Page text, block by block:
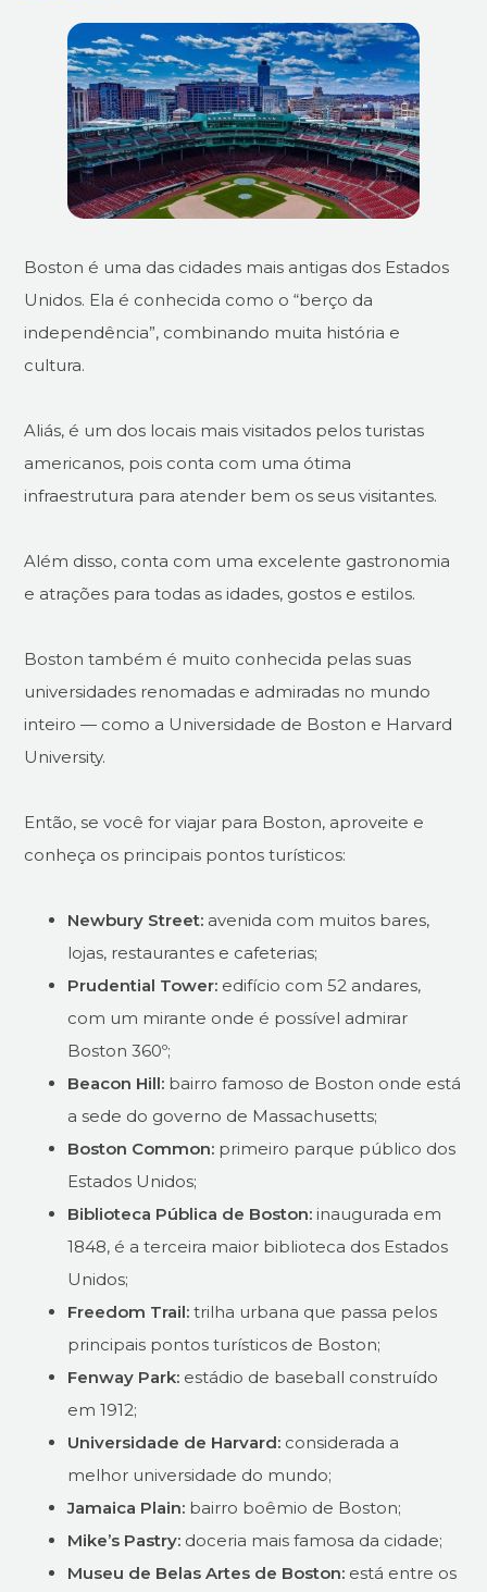
Boston é uma das cidades mais antigas dos Estados
Unidos. Ela é conhecida como o “berço da
independência”, combinando muita história e
cultura.
Aliás, é um dos locais mais visitados pelos turistas
americanos, pois conta com uma ótima
infraestrutura para atender bem os seus visitantes.
Além disso, conta com uma excelente gastronomia
e atrações para todas as idades, gostos e estilos.
Boston também é muito conhecida pelas suas
universidades renomadas e admiradas no mundo
inteiro — como a Universidade de Boston e Harvard
University.
Então, se você for viajar para Boston, aproveite e
conheça os principais pontos turísticos:
Newbury Street: avenida com muitos bares,
lojas, restaurantes e cafeterias;
Prudential Tower: edifício com 52 andares,
com um mirante onde é possível admirar
Boston 360º;
Beacon Hill: bairro famoso de Boston onde está
a sede do governo de Massachusetts;
Boston Common: primeiro parque público dos
Estados Unidos;
Biblioteca Pública de Boston: inaugurada em
1848, é a terceira maior biblioteca dos Estados
Unidos;
Freedom Trail: trilha urbana que passa pelos
principais pontos turísticos de Boston;
Fenway Park: estádio de baseball construído
em 1912;
Universidade de Harvard: considerada a
melhor universidade do mundo;
Jamaica Plain: bairro boêmio de Boston;
Mike’s Pastry: doceria mais famosa da cidade;
Museu de Belas Artes de Boston: está entre os